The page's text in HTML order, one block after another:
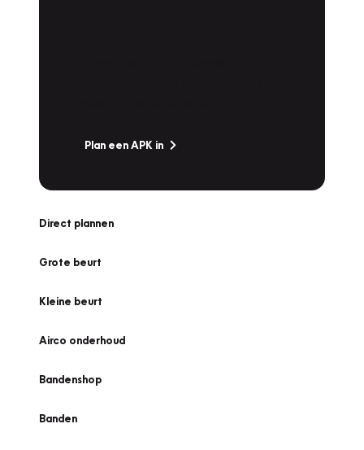
Plan een APK in
Direct plannen
Grote beurt
Kleine beurt
Airco onderhoud
Bandenshop
Banden